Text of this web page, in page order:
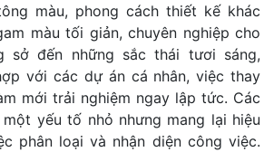
màu, phong cách thiết kế khác
màu tối giản, chuyên nghiệp cho
sở đến những sắc thái tươi sáng,
với các dự án cá nhân, việc thay
mới trải nghiệm ngay lập tức. Các
yếu tố nhỏ nhưng mang lại hiệu
phân loại và nhận diện công việc.